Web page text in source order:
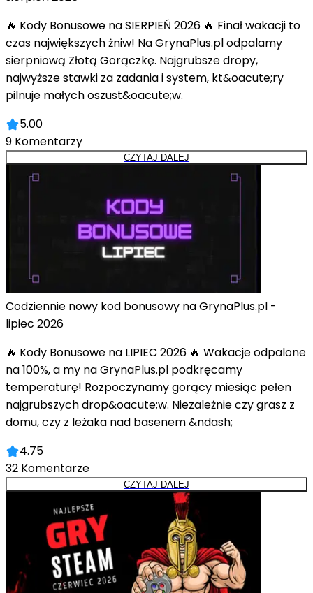
🔥 Kody Bonusowe na SIERPIEŃ 2026 🔥 Finał wakacji to
czas największych żniw! Na GrynaPlus.pl odpalamy
sierpniową Złotą Gorączkę. Najgrubsze dropy,
najwyższe stawki za zadania i system, kt&oacute;ry
pilnuje małych oszust&oacute;w.
5.00
9 Komentarzy
CZYTAJ DALEJ
Codziennie nowy kod bonusowy na GrynaPlus.pl -
lipiec 2026
🔥 Kody Bonusowe na LIPIEC 2026 🔥 Wakacje odpalone
na 100%, a my na GrynaPlus.pl podkręcamy
temperaturę! Rozpoczynamy gorący miesiąc pełen
najgrubszych drop&oacute;w. Niezależnie czy grasz z
domu, czy z leżaka nad basenem &ndash;
4.75
32 Komentarze
CZYTAJ DALEJ